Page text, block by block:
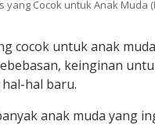
yang Cocok untuk Anak Muda
cocok untuk anak
keinginan
hal baru.
anak muda yang